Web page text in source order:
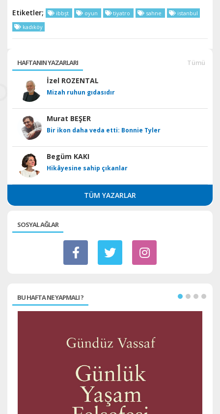
Etiketler; ibbşt oyun tiyatro sahne
istanbul
kadıköy
HAFTANIN YAZARLARI Tümü
İzel ROZENTAL
Mizah ruhun gıdasıdır
Murat BEŞER
Bir ikon daha veda etti: Bonnie Tyler
Begüm KAKI
Hikâyesine sahip çıkanlar
TÜM YAZARLAR
SOSYAL AĞLAR
BU HAFTA NE YAPMALI ?